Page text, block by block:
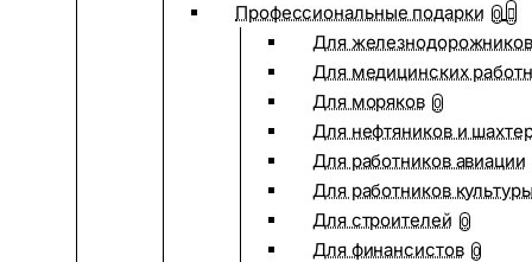
Профессиональные подарки 0
Для железнодорожников
Для медицинских
Для моряков 0
Для нефтяников и
Для работников авиации
Для работников
Для строителей 0
Для финансистов 0